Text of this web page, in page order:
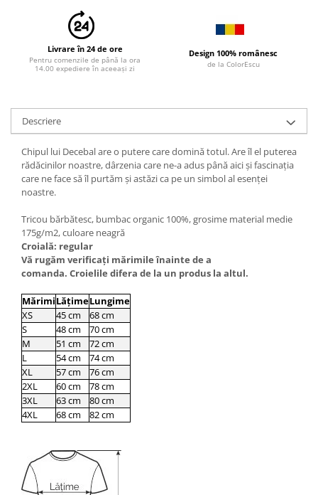
Livrare în 24 de ore
Pentru comenzile de până la ora
14.00 expediere în aceeași zi
Design 100% românesc
de la ColorEscu
Descriere
Chipul lui Decebal are o putere care domină totul. Are îl el puterea
rădăcinilor noastre, dârzenia care ne-a adus până aici și fascinația
care ne face să îl purtăm și astăzi ca pe un simbol al esenței
noastre.
Tricou bărbătesc, bumbac organic 100%, grosime material medie
175g/m2, culoare neagră
Croială: regular
Vă rugăm verificaţi mărimile înainte de a
comanda. Croielile difera de la un produs la altul.
MărimiLățimeLungime
XS
45 cm
68 cm
S
48 cm
70 cm
M
51 cm
72 cm
L
54 cm
74 cm
XL
57 cm
76 cm
2XL
60 cm
78 cm
3XL
63 cm
80 cm
4XL
68 cm 82 cm